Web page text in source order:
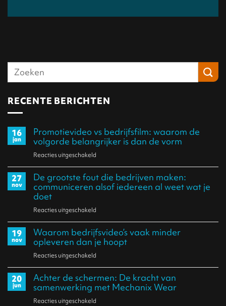
RECENTE BERICHTEN
16
jan
Promotievideo vs bedrijfsfilm: waarom de
volgorde belangrijker is dan de vorm
Reacties uitgeschakeld
Promotievideo
vs
bedrijfsfilm:
volgorde
belangrijker
dan
de
27
nov
De grootste fout die bedrijven maken:
communiceren alsof iedereen al weet wat je
doet
Reacties uitgeschakeld
De
grootste
fout
bedrijven
maken:
19
nov
Waarom bedrijfs­video’s vaak minder
opleveren dan je hoopt
Reacties uitgeschakeld
Waarom
bedrijfs­
video’s
20
jun
Achter de schermen: De kracht van
samenwerking met Mechanix Wear
Reacties uitgeschakeld